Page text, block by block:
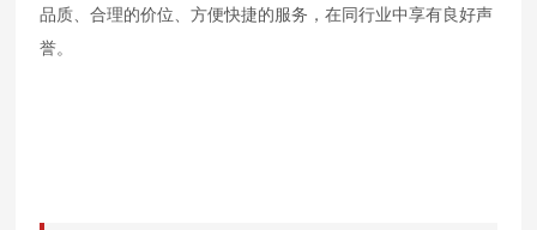
品质、合理的价位、方便快捷的服务，在同行业中享有良好声
誉。